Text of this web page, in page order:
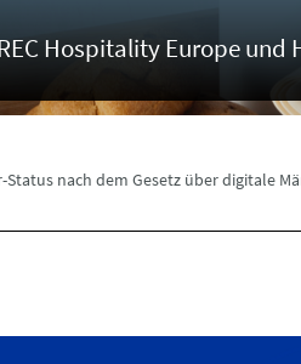
Hospitality Europe
nach dem Gesetz über digitale